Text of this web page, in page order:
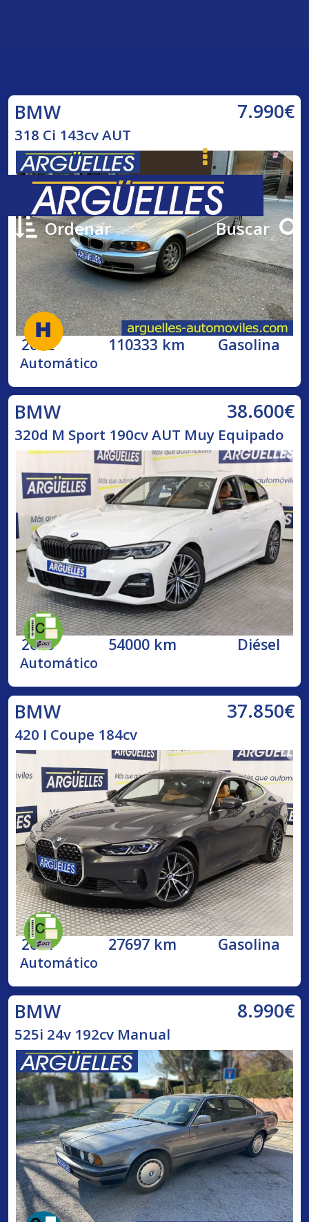
Ordenar Buscar
BMW 7.990€
318 Ci 143cv AUT
2002 110333 km Gasolina
Automático
BMW 38.600€
320d M Sport 190cv AUT Muy Equipado
2020 54000 km Diésel
Automático
BMW 37.850€
420 I Coupe 184cv
2021 27697 km Gasolina
Automático
BMW 8.990€
525i 24v 192cv Manual